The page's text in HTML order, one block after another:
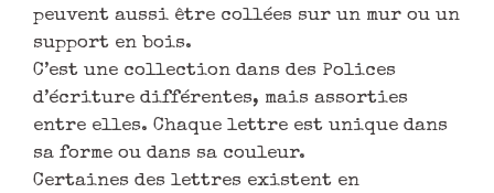
peuvent aussi être collées sur un mur ou un
support en bois.
C’est une collection dans des Polices
d’écriture différentes, mais assorties
entre elles. Chaque lettre est unique dans
sa forme ou dans sa couleur.
Certaines des lettres existent en